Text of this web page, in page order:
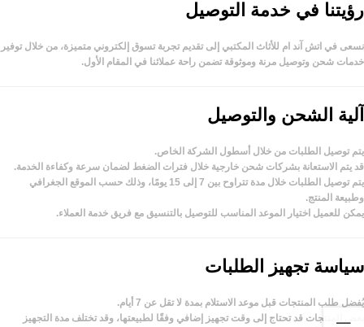
رؤيتنا في خدمة التوصيل
نسعى في اتش آند ام للأثاث المكتبي إلى تقديم تجربة تسوق إلكتروني متميزة، من خلال توفير
خدمات شحن وتوصيل مرنة وموثوقة تضمن راحة عملائنا في المقام الأول.
آلية الشحن والتوصيل
يتم توصيل الطلبات من خلال أسطول الشركة الخاص.
قد يتم الاستعانة بشركات شحن خارجية خلال فترات الضغط لضمان سرعة وكفاءة الخدمة.
يتم توصيل الطلبات خلال مدة تتراوح بين 7 إلى 15 يومًا
، وذلك حسب الموقع الجغرافي
وطبيعة المنتج.
يمكن للعميل اختيار الموعد المناسب للتوصيل بالتنسيق مع فريق خدمة العملاء.
سياسة تجهيز الطلبات
يُفضل طلب المنتجات قبل موعد الاستلام بمدة لا تقل عن 7 أيام
.
بعض المنتجات قد تحتاج إلى وقت تجهيز إضافي وفقًا لطبيعتها، وقد تختلف مدة التجهيز